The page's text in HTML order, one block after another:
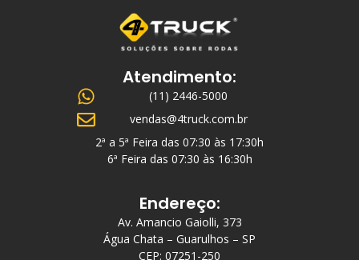
Atendimento:
(11) 2446-5000
vendas@4truck.com.br
2ª a 5ª Feira das 07:30 às 17:30h
6ª Feira das 07:30 às 16:30h
Endereço:
Av. Amancio Gaiolli, 373
Água Chata – Guarulhos – SP
CEP: 07251-250